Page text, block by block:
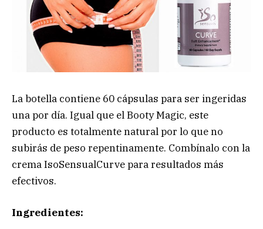
La botella contiene 60 cápsulas para ser ingeridas
una por día. Igual que el Booty Magic, este
producto es totalmente natural por lo que no
subirás de peso repentinamente. Combínalo con la
crema IsoSensualCurve para resultados más
efectivos.
Ingredientes: